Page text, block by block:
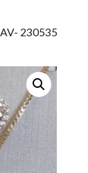
230535